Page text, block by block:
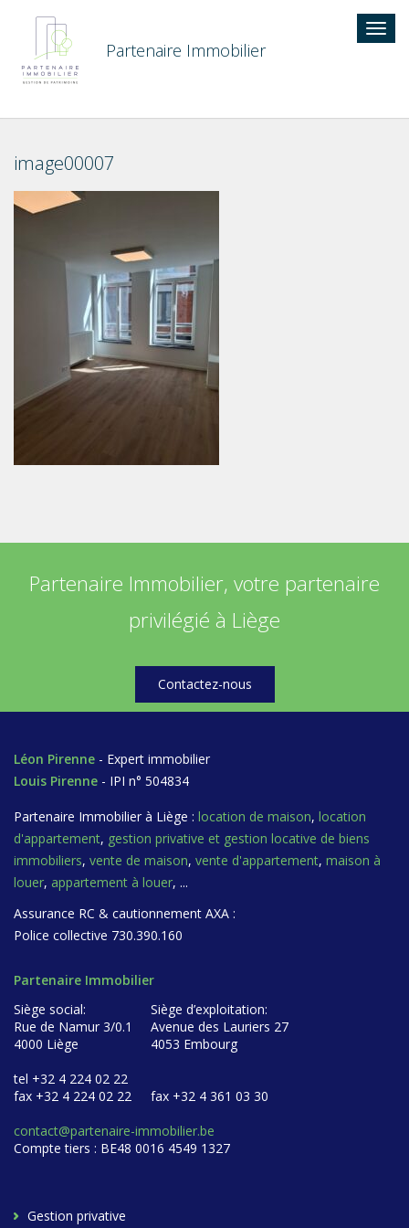
Partenaire Immobilier
image00007
Partenaire Immobilier, votre partenaire
privilégié à Liège
Contactez-nous
Léon Pirenne - Expert immobilier
Louis Pirenne - IPI n° 504834
Partenaire Immobilier à Liège : location de maison, location
d'appartement, gestion privative et gestion locative de biens
immobiliers, vente de maison, vente d'appartement, maison à
louer, appartement à louer, ...
Assurance RC & cautionnement AXA :
Police collective 730.390.160
Partenaire Immobilier
Siège social:
Rue de Namur 3/0.1
4000 Liège
tel +32 4 224 02 22
fax +32 4 224 02 22
Siège d’exploitation:
Avenue des Lauriers 27
4053 Embourg
fax +32 4 361 03 30
contact@partenaire-immobilier.be
Compte tiers : BE48 0016 4549 1327
Gestion privative